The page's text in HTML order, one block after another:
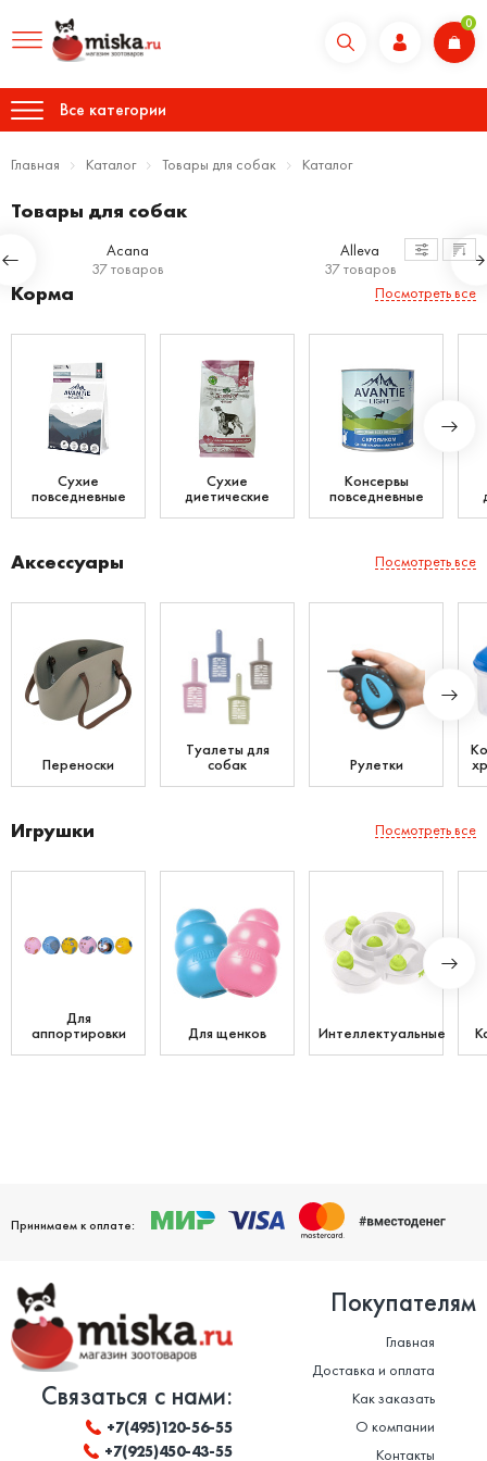
0
Все категории
Главная Каталог Товары для собак Каталог
Товары для собак
Acana
37 товаров
Alleva
37 товаров
Корма Посмотреть все
Сухие
повседневные
Сухие
диетические
Консервы
повседневные
Аксессуары Посмотреть все
Переноски
Туалеты для
собак Рулетки
Игрушки Посмотреть все
Для
аппортировки Для щенков Интеллектуальные
Принимаем к оплате:
Связаться с нами:
+7(495)120-56-55
+7(925)450-43-55
Покупателям
Главная
Доставка и оплата
Как заказать
О компании
Контакты